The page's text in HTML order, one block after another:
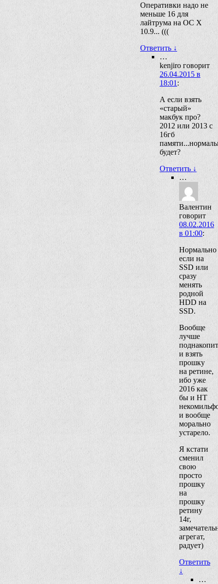
Оперативки надо не
меньше 16 для
лайтрума на ОС Х
10.9... (((
Ответить ↓
…
kenjiro говорит
26.04.2015 в
18:01 :
А если взять
«старый»
макбук про?
2012 или 2013 с
16гб
будет?
Ответить ↓
…
Валентин
говорит
08.02.2016
в 01:00:
Нормально
если на
SSD или
сразу
менять
родной
HDD на
SSD.
Вообще
лучше
и взять
прошку
на ретине,
ибо уже
2016 как
бы и НТ
и вообще
морально
устарело.
Я кстати
сменил
свою
просто
прошку
на
прошку
ретину
14г,
агрегат,
радует)
Ответить
↓
…